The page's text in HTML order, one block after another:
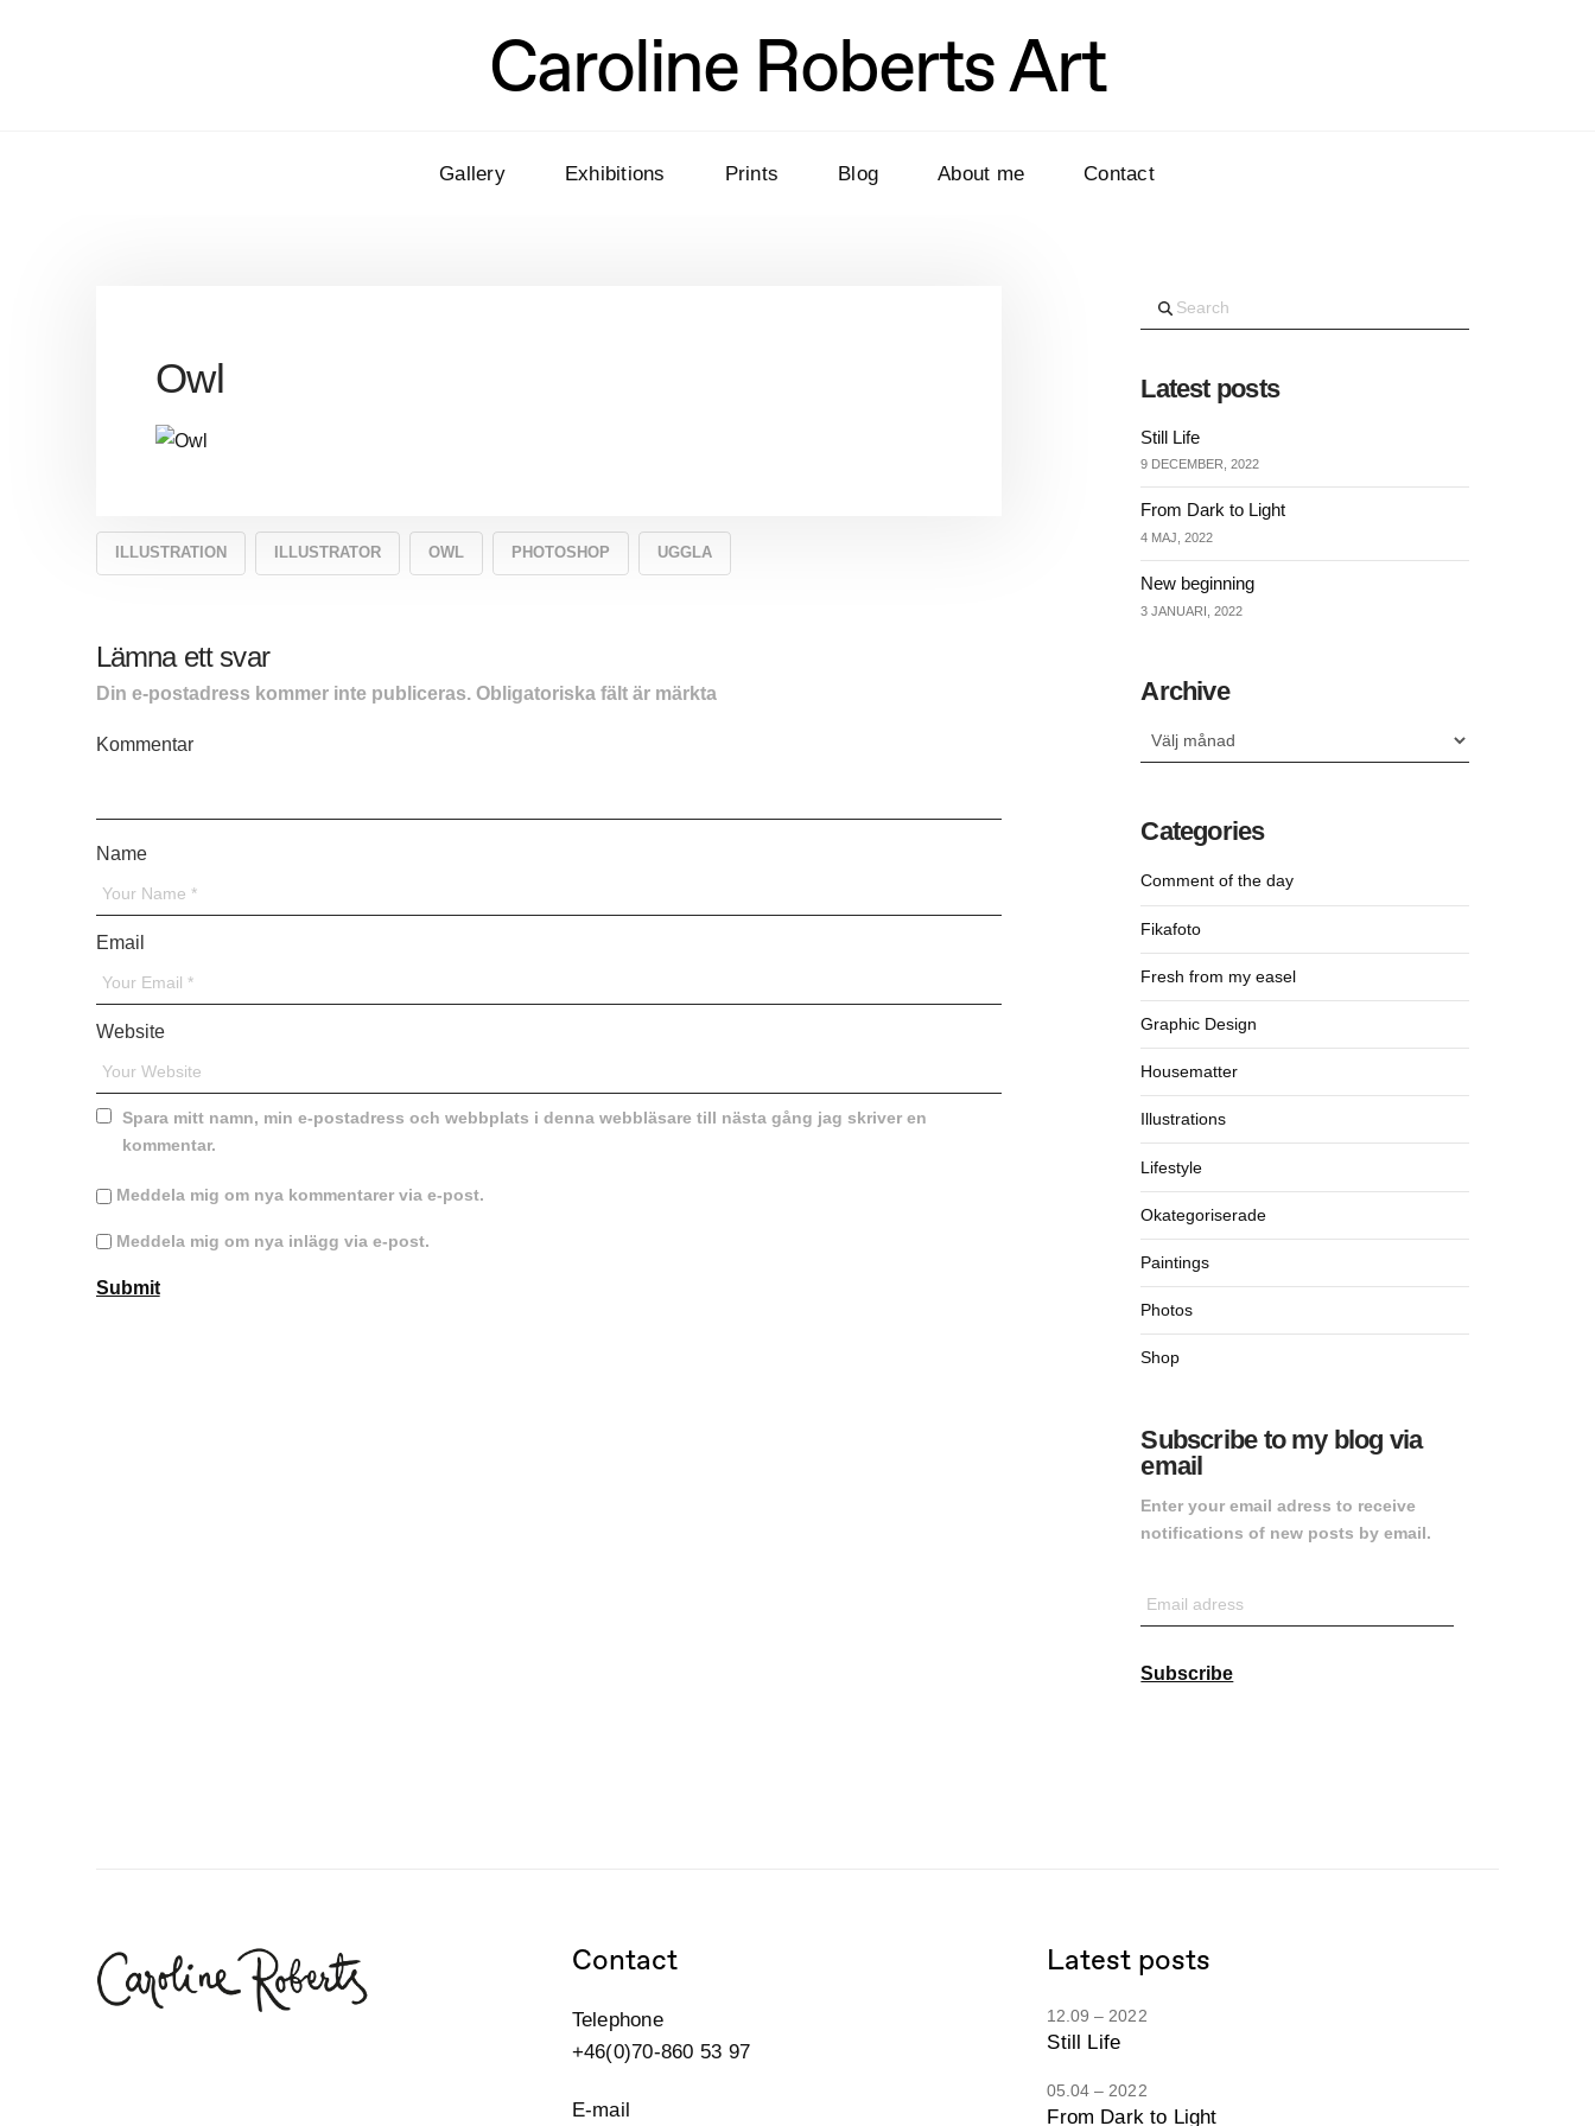
Caroline Roberts Art
Gallery Exhibitions Prints Blog About me Contact
Owl
ILLUSTRATION ILLUSTRATOR OWL PHOTOSHOP UGGLA
Lämna ett svar
Din e-postadress kommer inte publiceras. Obligatoriska fält är märkta
Kommentar
Name
Email
Website
Spara mitt namn, min e-postadress och webbplats i denna webbläsare till nästa gång jag skriver en
kommentar.
Meddela mig om nya kommentarer via e-post.
Meddela mig om nya inlägg via e-post.
Search
Latest posts
Still Life
9 DECEMBER, 2022
From Dark to Light
4 MAJ, 2022
New beginning
3 JANUARI, 2022
Archive
Archive
Categories
Comment of the day
Fikafoto
Fresh from my easel
Graphic Design
Housematter
Illustrations
Lifestyle
Okategoriserade
Paintings
Photos
Shop
Subscribe to my blog via
email
Enter your email adress to receive
notifications of new posts by email.
Email
adress
Subscribe
Contact
Telephone
+46(0)70-860 53 97
E-mail
Latest posts
12.09 – 2022
Still Life
05.04 – 2022
From Dark to Light